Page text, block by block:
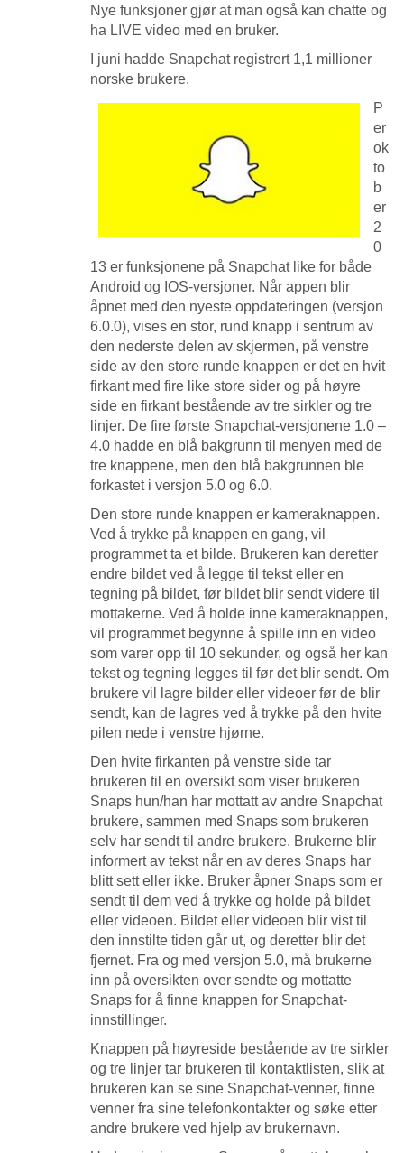
Nye funksjoner gjør at man også kan chatte og
ha LIVE video med en bruker.
I juni hadde Snapchat registrert 1,1 millioner
norske brukere.
P
er
ok
to
b
er
2
0
13 er funksjonene på Snapchat like for både
Android og IOS-versjoner. Når appen blir
åpnet med den nyeste oppdateringen (versjon
6.0.0), vises en stor, rund knapp i sentrum av
den nederste delen av skjermen, på venstre
side av den store runde knappen er det en hvit
firkant med fire like store sider og på høyre
side en firkant bestående av tre sirkler og tre
linjer. De fire første Snapchat-versjonene 1.0 –
4.0 hadde en blå bakgrunn til menyen med de
tre knappene, men den blå bakgrunnen ble
forkastet i versjon 5.0 og 6.0.
Den store runde knappen er kameraknappen.
Ved å trykke på knappen en gang, vil
programmet ta et bilde. Brukeren kan deretter
endre bildet ved å legge til tekst eller en
tegning på bildet, før bildet blir sendt videre til
mottakerne. Ved å holde inne kameraknappen,
vil programmet begynne å spille inn en video
som varer opp til 10 sekunder, og også her kan
tekst og tegning legges til før det blir sendt. Om
brukere vil lagre bilder eller videoer før de blir
sendt, kan de lagres ved å trykke på den hvite
pilen nede i venstre hjørne.
Den hvite firkanten på venstre side tar
brukeren til en oversikt som viser brukeren
Snaps hun/han har mottatt av andre Snapchat
brukere, sammen med Snaps som brukeren
selv har sendt til andre brukere. Brukerne blir
informert av tekst når en av deres Snaps har
blitt sett eller ikke. Bruker åpner Snaps som er
sendt til dem ved å trykke og holde på bildet
eller videoen. Bildet eller videoen blir vist til
den innstilte tiden går ut, og deretter blir det
fjernet. Fra og med versjon 5.0, må brukerne
inn på oversikten over sendte og mottatte
Snaps for å finne knappen for Snapchat-
innstillinger.
Knappen på høyreside bestående av tre sirkler
og tre linjer tar brukeren til kontaktlisten, slik at
brukeren kan se sine Snapchat-venner, finne
venner fra sine telefonkontakter og søke etter
andre brukere ved hjelp av brukernavn.